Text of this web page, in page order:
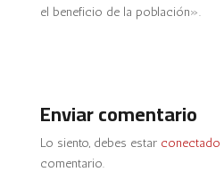
el beneficio de la población».
Enviar comentario
Lo siento, debes estar conectado
comentario.